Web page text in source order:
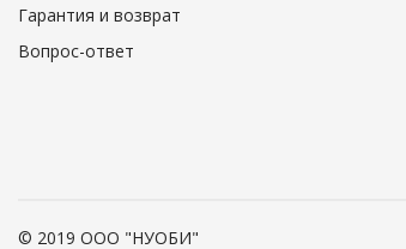
Гарантия и возврат
Вопрос-ответ
© 2019 ООО "НУОБИ"